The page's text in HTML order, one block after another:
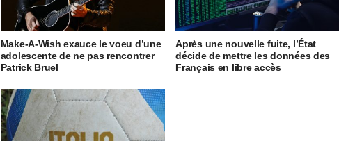
Make-A-Wish exauce le voeu d’une
adolescente de ne pas rencontrer
Patrick Bruel
Après une nouvelle fuite, l’État
décide de mettre les données des
Français en libre accès